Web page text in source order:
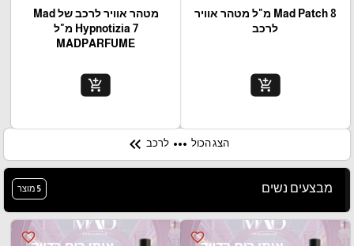
Mad Patch 8 מ"ל מטהר אוויר
לרכב
add_shopping_cart
מטהר אוויר לרכב של Mad
Hypnotizia 7 מ"ל
MADPARFUME
add_shopping_cart
הצג הכול more_horiz לרכב keyboard_double_arrow_left
מבצעים נשים 5 מוצר
favorite_border
favorite_border